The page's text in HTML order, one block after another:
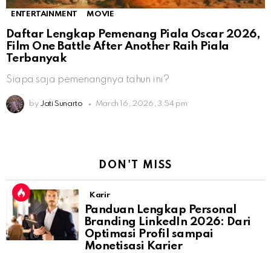
ENTERTAINMENT MOVIE
Daftar Lengkap Pemenang Piala Oscar 2026,
Film One Battle After Another Raih Piala
Terbanyak
Siapa saja pemenangnya tahun ini?
by Jati Sunarto March 16, 2026, 3:54 pm
DON'T MISS
Karir
Panduan Lengkap Personal
Branding LinkedIn 2026: Dari
Optimasi Profil sampai
Monetisasi Karier